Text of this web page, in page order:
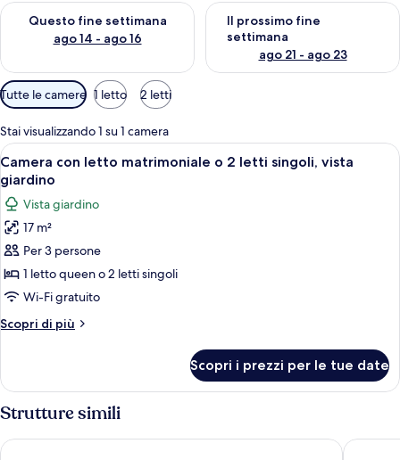
Questo fine settimana
ago 14 - ago 16
Verifica la disponibilità per questo fine settimana, ago 14 -
Il prossimo fine
settimana
ago 21 - ago 23
Verifica la disponibilità per il
Filtri
disponibili
per
le
camere
Tutte le camere 1 letto 2 letti
Stai visualizzando 1 su 1 camera
Apri
tutte
le
foto
per
Camera
con
letto
matrimoniale
o
letti
singoli,
vista
giardino
Camera con letto matrimoniale o 2
13
Camera con letto matrimoniale o 2 letti singoli, vista
giardino
Vista giardino
17 m²
Per 3 persone
1 letto queen o 2 letti singoli
Wi-Fi gratuito
Scopri di più
Altri
con
letto
matrimoniale
2
Scopri i prezzi per le tue date
Strutture simili
Hotel Villa Cornér della Regina - Buongiorno! Hotels Hotel